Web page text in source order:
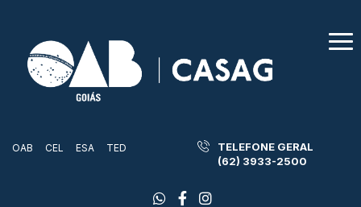
OAB CEL ESA TED
TELEFONE GERAL
(62) 3933-2500